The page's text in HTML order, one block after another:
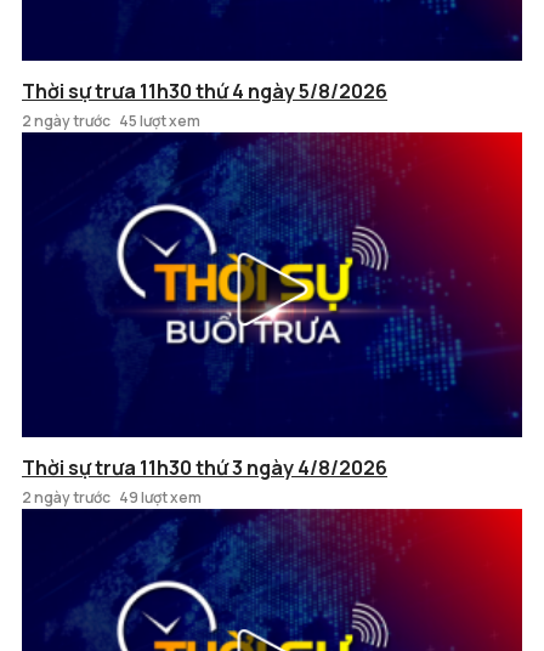
Thời sự trưa 11h30 thứ 4 ngày 5/8/2026
2 ngày trước 45 lượt xem
Thời sự trưa 11h30 thứ 3 ngày 4/8/2026
2 ngày trước 49 lượt xem